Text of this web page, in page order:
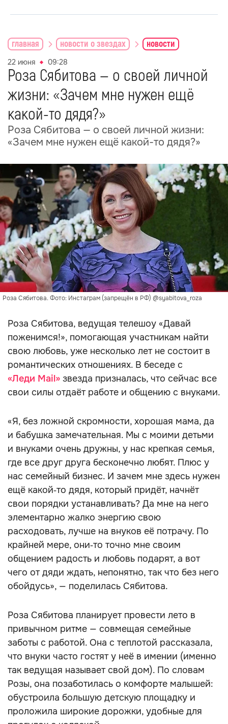
главная новости о звездах новости
22 июня 09:28
Роза Сябитова — о своей личной
жизни: «Зачем мне нужен ещё
какой-то дядя?»
Роза Сябитова — о своей личной жизни:
«Зачем мне нужен ещё какой-то дядя?»
Роза Сябитова. Фото: Инстаграм (запрещён в РФ) @syabitova_roza
Роза Сябитова, ведущая телешоу «Давай
поженимся!», помогающая участникам найти
свою любовь, уже несколько лет не состоит в
романтических отношениях. В беседе с
«Леди Mail» звезда призналась, что сейчас все
свои силы отдаёт работе и общению с внуками.
«Я, без ложной скромности, хорошая мама, да
и бабушка замечательная. Мы с моими детьми
и внуками очень дружны, у нас крепкая семья,
где все друг друга бесконечно любят. Плюс у
нас семейный бизнес. И зачем мне здесь нужен
ещё какой‑то дядя, который придёт, начнёт
свои порядки устанавливать? Да мне на него
элементарно жалко энергию свою
расходовать, лучше на внуков её потрачу. По
крайней мере, они‑то точно мне своим
общением радость и любовь подарят, а вот
чего от дяди ждать, непонятно, так что без него
обойдусь», — поделилась Сябитова.
Роза Сябитова планирует провести лето в
привычном ритме — совмещая семейные
заботы с работой. Она с теплотой рассказала,
что внуки часто гостят у неё в имении (именно
так ведущая называет свой дом). По словам
Розы, она позаботилась о комфорте малышей:
обустроила большую детскую площадку и
проложила широкие дорожки, удобные для